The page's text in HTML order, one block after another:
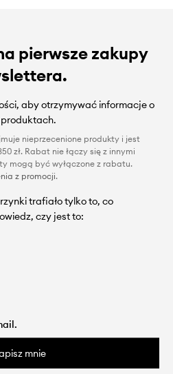
pierwsze zakupy
aby otrzymywać informacje o
nieprzecenione produkty i jest
zł. Rabat nie łączy się z innymi
mogą być wyłączone z rabatu.
z promocji.
trafiało tylko to, co
czy jest to:
mnie